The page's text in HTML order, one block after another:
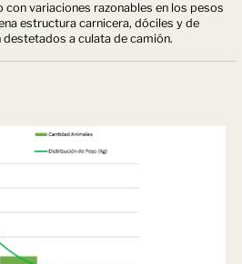
variaciones razonables en los pesos
estructura carnicera, dóciles y de
a culata de camión.